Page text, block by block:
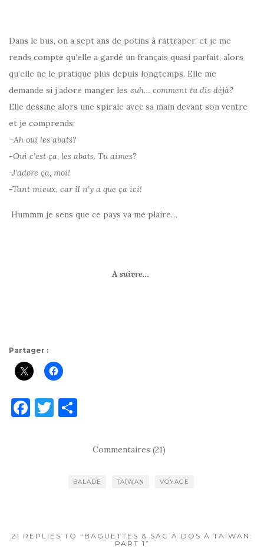
Dans le bus, on a sept ans de potins à rattraper, et je me
rends compte qu’elle a gardé un français quasi parfait, alors
qu’elle ne le pratique plus depuis longtemps. Elle me
demande si j’adore manger les euh… comment tu dis déjà?
Elle dessine alors une spirale avec sa main devant son ventre
et je comprends:
–Ah oui les abats?
-Oui c’est ça, les abats. Tu aimes?
-J’adore ça, moi!
-Tant mieux, car il n’y a que ça ici!
Hummm je sens que ce pays va me plaire…
A suivre…
Partager :
F
k
T
ta
er
Commentaires (21)
BALADE TAÏWAN VOYAGE
21 REPLIES TO “BAGUETTES & SAC À DOS À TAÏWAN:
PART 1”